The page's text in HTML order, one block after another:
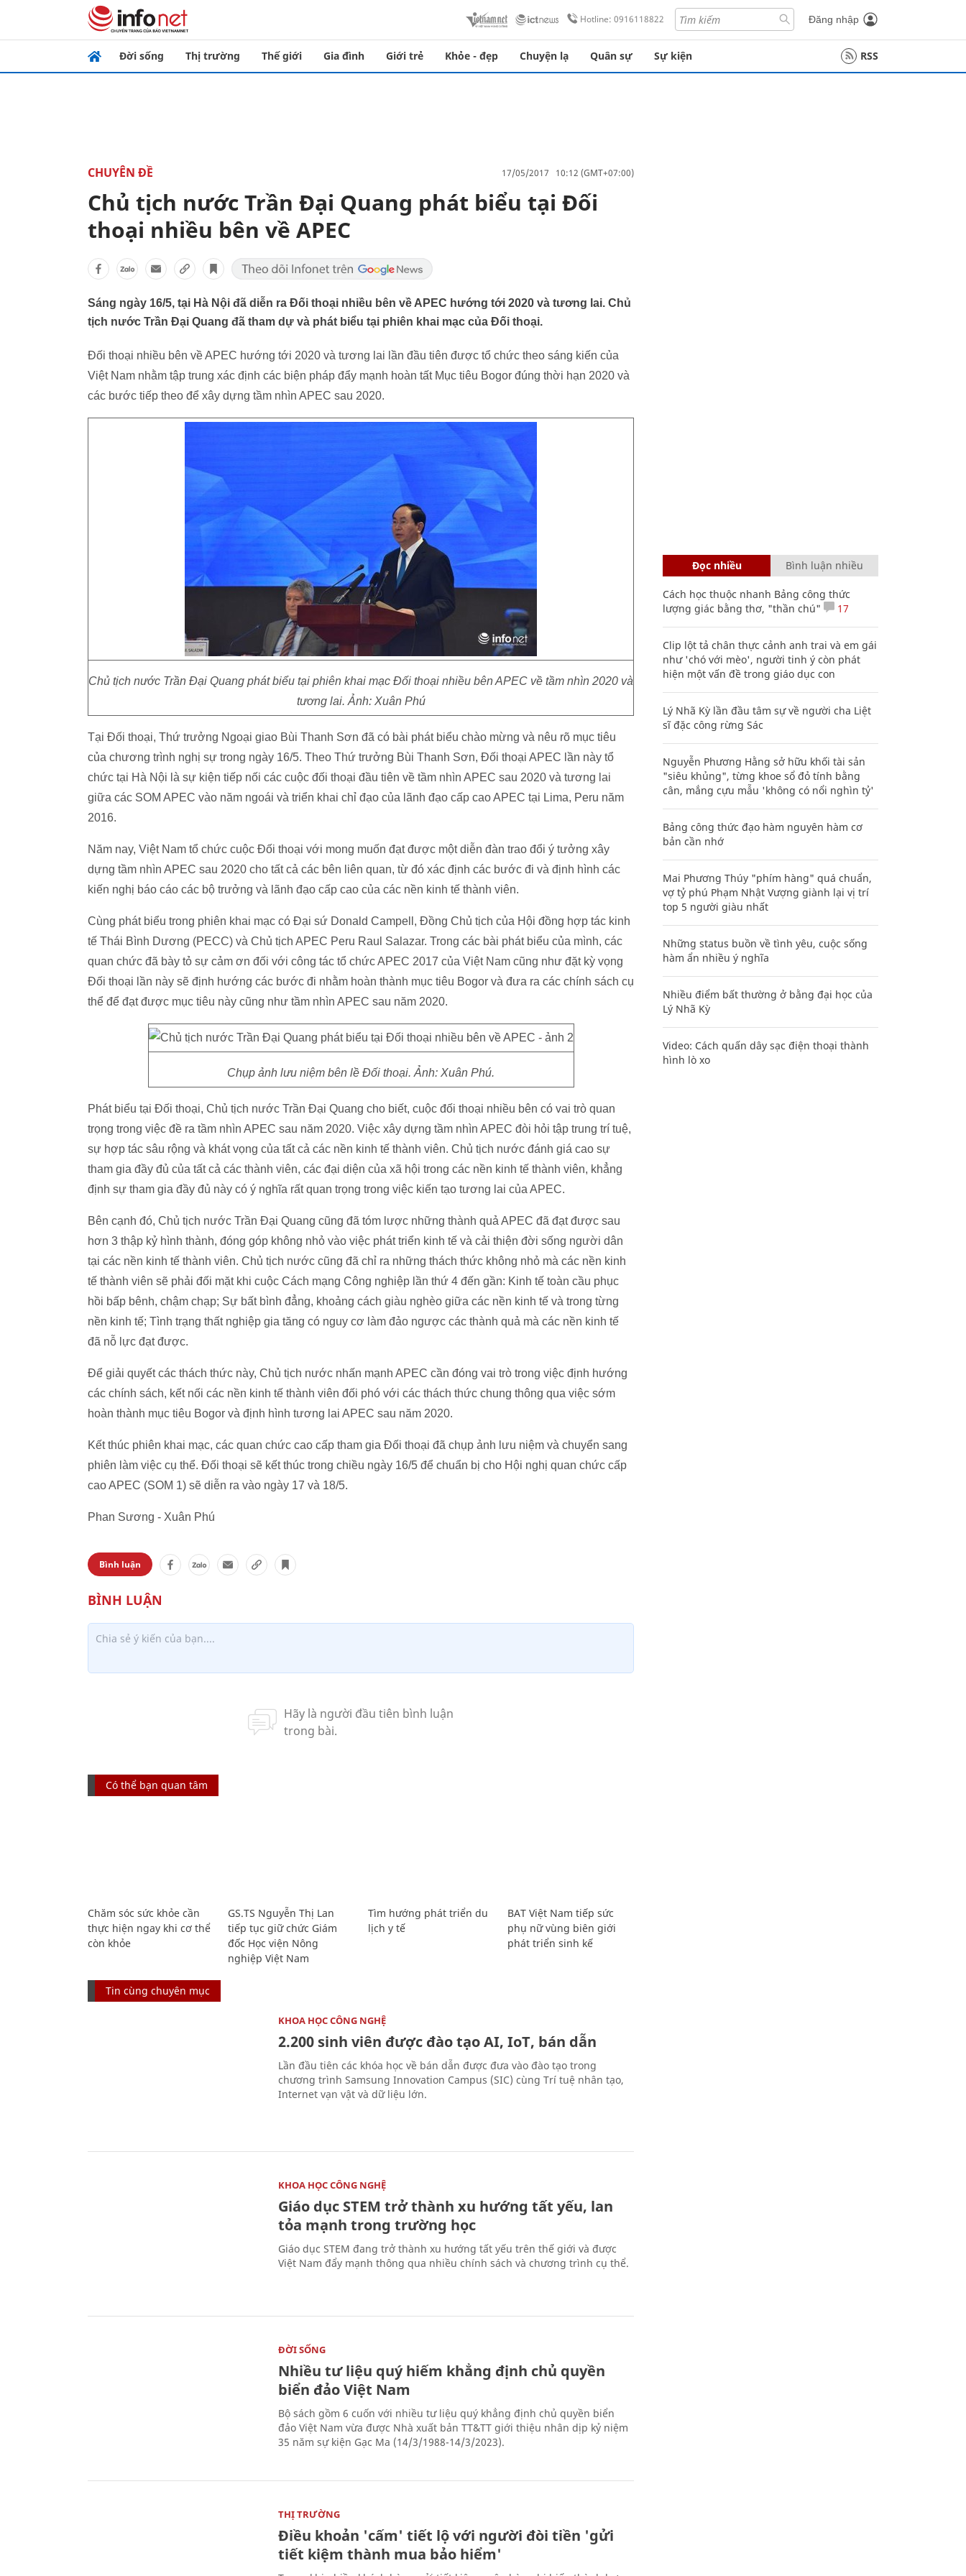
Hotline: 0916118822 Đăng nhập
Đời sống Thị trường Thế giới Gia đình Giới trẻ Khỏe - đẹp Chuyện lạ Quân sự Sự kiện RSS
CHUYÊN ĐỀ 17/05/2017 10:12 (GMT+07:00)
Chủ tịch nước Trần Đại Quang phát biểu tại Đối
thoại nhiều bên về APEC
Sáng ngày 16/5, tại Hà Nội đã diễn ra Đối thoại nhiều bên về APEC hướng tới 2020 và tương lai. Chủ
tịch nước Trần Đại Quang đã tham dự và phát biểu tại phiên khai mạc của Đối thoại.
Đối thoại nhiều bên về APEC hướng tới 2020 và tương lai lần đầu tiên được tổ chức theo sáng kiến của
Việt Nam nhằm tập trung xác định các biện pháp đẩy mạnh hoàn tất Mục tiêu Bogor đúng thời hạn 2020 và
các bước tiếp theo để xây dựng tầm nhìn APEC sau 2020.
Chủ tịch nước Trần Đại Quang phát biểu tại phiên khai mạc Đối thoại nhiều bên APEC về tầm nhìn 2020 và
tương lai. Ảnh: Xuân Phú
Tại Đối thoại, Thứ trưởng Ngoại giao Bùi Thanh Sơn đã có bài phát biểu chào mừng và nêu rõ mục tiêu
của chương trình nghị sự trong ngày 16/5. Theo Thứ trưởng Bùi Thanh Sơn, Đối thoại APEC lần này tổ
chức tại Hà Nội là sự kiện tiếp nối các cuộc đối thoại đầu tiên về tầm nhìn APEC sau 2020 và tương lai
giữa các SOM APEC vào năm ngoái và triển khai chỉ đạo của lãnh đạo cấp cao APEC tại Lima, Peru năm
2016.
Năm nay, Việt Nam tổ chức cuộc Đối thoại với mong muốn đạt được một diễn đàn trao đổi ý tưởng xây
dựng tầm nhìn APEC sau 2020 cho tất cả các bên liên quan, từ đó xác định các bước đi và định hình các
kiến nghị báo cáo các bộ trưởng và lãnh đạo cấp cao của các nền kinh tế thành viên.
Cùng phát biểu trong phiên khai mạc có Đại sứ Donald Campell, Đồng Chủ tịch của Hội đồng hợp tác kinh
tế Thái Bình Dương (PECC) và Chủ tịch APEC Peru Raul Salazar. Trong các bài phát biểu của mình, các
quan chức đã bày tỏ sự cảm ơn đối với công tác tổ chức APEC 2017 của Việt Nam cũng như đặt kỳ vọng
Đối thoại lần này sẽ định hướng các bước đi nhằm hoàn thành mục tiêu Bogor và đưa ra các chính sách cụ
thể để đạt được mục tiêu này cũng như tầm nhìn APEC sau năm 2020.
Chụp ảnh lưu niệm bên lề Đối thoại. Ảnh: Xuân Phú.
Phát biểu tại Đối thoại, Chủ tịch nước Trần Đại Quang cho biết, cuộc đối thoại nhiều bên có vai trò quan
trọng trong việc đề ra tầm nhìn APEC sau năm 2020. Việc xây dựng tầm nhìn APEC đòi hỏi tập trung trí tuệ,
sự hợp tác sâu rộng và khát vọng của tất cả các nền kinh tế thành viên. Chủ tịch nước đánh giá cao sự
tham gia đầy đủ của tất cả các thành viên, các đại diện của xã hội trong các nền kinh tế thành viên, khẳng
định sự tham gia đầy đủ này có ý nghĩa rất quan trọng trong việc kiến tạo tương lai của APEC.
Bên cạnh đó, Chủ tịch nước Trần Đại Quang cũng đã tóm lược những thành quả APEC đã đạt được sau
hơn 3 thập kỷ hình thành, đóng góp không nhỏ vào việc phát triển kinh tế và cải thiện đời sống người dân
tại các nền kinh tế thành viên. Chủ tịch nước cũng đã chỉ ra những thách thức không nhỏ mà các nền kinh
tế thành viên sẽ phải đối mặt khi cuộc Cách mạng Công nghiệp lần thứ 4 đến gần: Kinh tế toàn cầu phục
hồi bấp bênh, chậm chạp; Sự bất bình đẳng, khoảng cách giàu nghèo giữa các nền kinh tế và trong từng
nền kinh tế; Tình trạng thất nghiệp gia tăng có nguy cơ làm đảo ngược các thành quả mà các nền kinh tế
đã nỗ lực đạt được.
Để giải quyết các thách thức này, Chủ tịch nước nhấn mạnh APEC cần đóng vai trò trong việc định hướng
các chính sách, kết nối các nền kinh tế thành viên đối phó với các thách thức chung thông qua việc sớm
hoàn thành mục tiêu Bogor và định hình tương lai APEC sau năm 2020.
Kết thúc phiên khai mạc, các quan chức cao cấp tham gia Đối thoại đã chụp ảnh lưu niệm và chuyển sang
phiên làm việc cụ thể. Đối thoại sẽ kết thúc trong chiều ngày 16/5 để chuẩn bị cho Hội nghị quan chức cấp
cao APEC (SOM 1) sẽ diễn ra vào ngày 17 và 18/5.
Phan Sương - Xuân Phú
Bình luận
Có thể bạn quan tâm
Chăm sóc sức khỏe cần
thực hiện ngay khi cơ thể
còn khỏe
GS.TS Nguyễn Thị Lan
tiếp tục giữ chức Giám
đốc Học viện Nông
nghiệp Việt Nam
Tìm hướng phát triển du
lịch y tế
BAT Việt Nam tiếp sức
phụ nữ vùng biên giới
phát triển sinh kế
Tin cùng chuyên mục
KHOA HỌC CÔNG NGHỆ
2.200 sinh viên được đào tạo AI, IoT, bán dẫn
Lần đầu tiên các khóa học về bán dẫn được đưa vào đào tạo trong
chương trình Samsung Innovation Campus (SIC) cùng Trí tuệ nhân tạo,
Internet vạn vật và dữ liệu lớn.
KHOA HỌC CÔNG NGHỆ
Giáo dục STEM trở thành xu hướng tất yếu, lan
tỏa mạnh trong trường học
Giáo dục STEM đang trở thành xu hướng tất yếu trên thế giới và được
Việt Nam đẩy mạnh thông qua nhiều chính sách và chương trình cụ thể.
ĐỜI SỐNG
Nhiều tư liệu quý hiếm khẳng định chủ quyền
biển đảo Việt Nam
Bộ sách gồm 6 cuốn với nhiều tư liệu quý khẳng định chủ quyền biển
đảo Việt Nam vừa được Nhà xuất bản TT&TT giới thiệu nhân dịp kỷ niệm
35 năm sự kiện Gạc Ma (14/3/1988-14/3/2023).
THỊ TRƯỜNG
Điều khoản 'cấm' tiết lộ với người đòi tiền 'gửi
tiết kiệm thành mua bảo hiểm'
Đọc nhiều Bình luận nhiều
Cách học thuộc nhanh Bảng công thức
lượng giác bằng thơ, "thần chú"
17
Clip lột tả chân thực cảnh anh trai và em gái
như 'chó với mèo', người tinh ý còn phát
hiện một vấn đề trong giáo dục con
Lý Nhã Kỳ lần đầu tâm sự về người cha Liệt
sĩ đặc công rừng Sác
Nguyễn Phương Hằng sở hữu khối tài sản
"siêu khủng", từng khoe sổ đỏ tính bằng
cân, mắng cựu mẫu 'không có nổi nghìn tỷ'
Bảng công thức đạo hàm nguyên hàm cơ
bản cần nhớ
Mai Phương Thúy "phím hàng" quá chuẩn,
vợ tỷ phú Phạm Nhật Vượng giành lại vị trí
top 5 người giàu nhất
Những status buồn về tình yêu, cuộc sống
hàm ẩn nhiều ý nghĩa
Nhiều điểm bất thường ở bằng đại học của
Lý Nhã Kỳ
Video: Cách quấn dây sạc điện thoại thành
hình lò xo